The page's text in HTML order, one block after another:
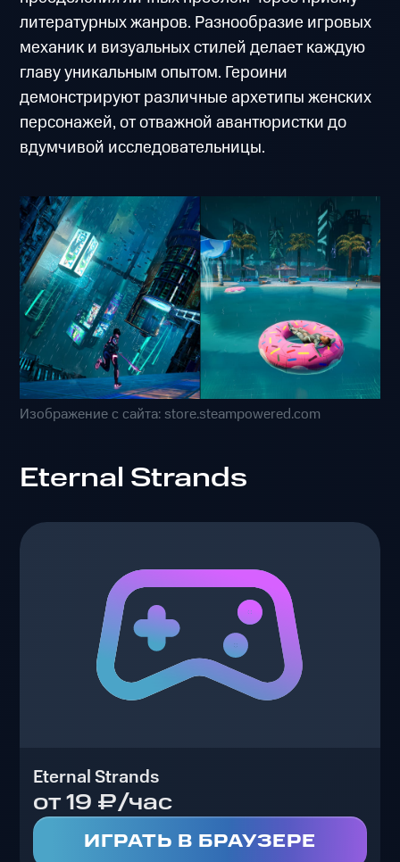
литературных жанров. Разнообразие игровых
механик и визуальных стилей делает каждую
главу уникальным опытом. Героини
демонстрируют различные архетипы женских
персонажей, от отважной авантюристки до
вдумчивой исследовательницы.
Изображение с сайта: store.steampowered.com
Eternal Strands
Eternal Strands
от 19 ₽/час
ИГРАТЬ В БРАУЗЕРЕ